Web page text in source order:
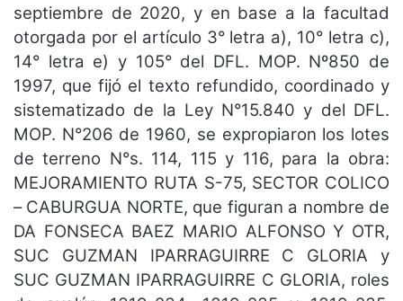
septiembre de 2020, y en base a la facultad
otorgada por el artículo 3° letra a), 10° letra c),
14° letra e) y 105° del DFL. MOP. Nº850 de
1997, que fijó el texto refundido, coordinado y
sistematizado de la Ley N°15.840 y del DFL.
MOP. N°206 de 1960, se expropiaron los lotes
de terreno N°s. 114, 115 y 116, para la obra:
MEJORAMIENTO RUTA S-75, SECTOR COLICO
– CABURGUA NORTE, que figuran a nombre de
DA FONSECA BAEZ MARIO ALFONSO Y OTR,
SUC GUZMAN IPARRAGUIRRE C GLORIA y
SUC GUZMAN IPARRAGUIRRE C GLORIA, roles